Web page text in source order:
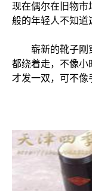
现在偶尔在旧物市
般的年轻人不知道
崭新的靴子刚穿
都绕着走，不像小
才发一双，可不像